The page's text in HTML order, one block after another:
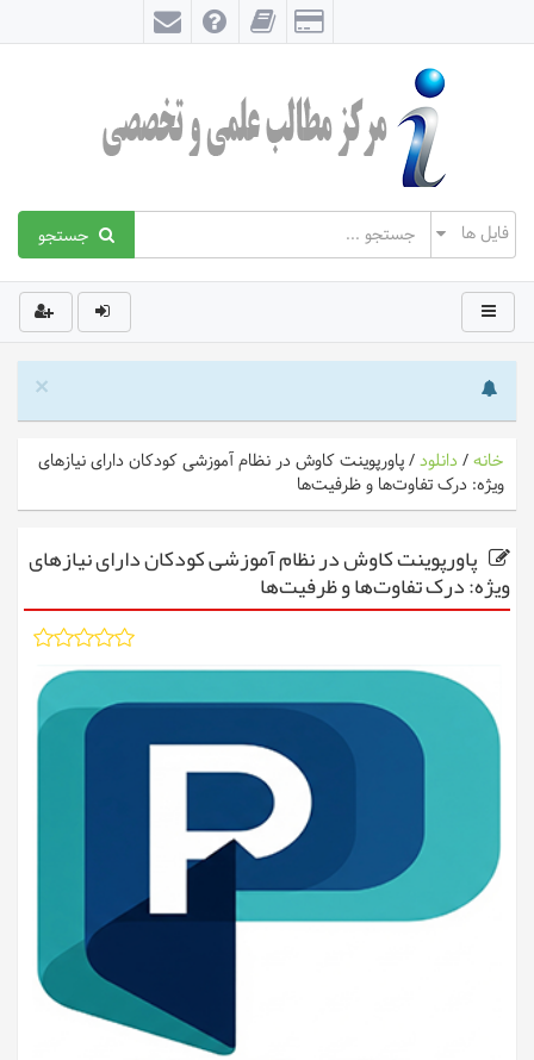
جستجو
×
خانه/ دانلود/پاورپوینت کاوش در نظام آموزشی کودکان دارای نیازهای
ویژه: درک تفاوت‌ها و ظرفیت‌ها
پاورپوینت کاوش در نظام آموزشی کودکان دارای نیازهای
ویژه: درک تفاوت‌ها و ظرفیت‌ها